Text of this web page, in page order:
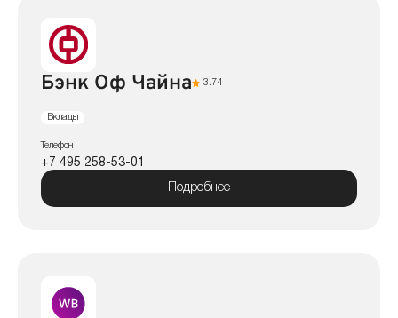
Бэнк Оф Чайна 3.74
Вклады
Телефон
+7 495 258-53-01
Подробнее